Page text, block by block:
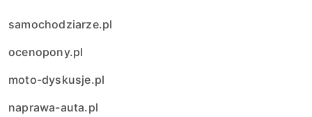
samochodziarze.pl
ocenopony.pl
moto-dyskusje.pl
naprawa-auta.pl